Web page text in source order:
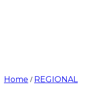
Home / REGIONAL